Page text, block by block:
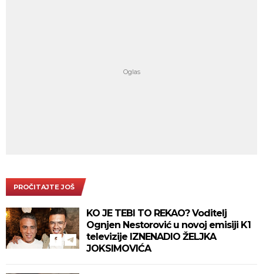
PROČITAJTE JOŠ
KO JE TEBI TO REKAO? Voditelj
Ognjen Nestorović u novoj emisiji K1
televizije IZNENADIO ŽELJKA
JOKSIMOVIĆA